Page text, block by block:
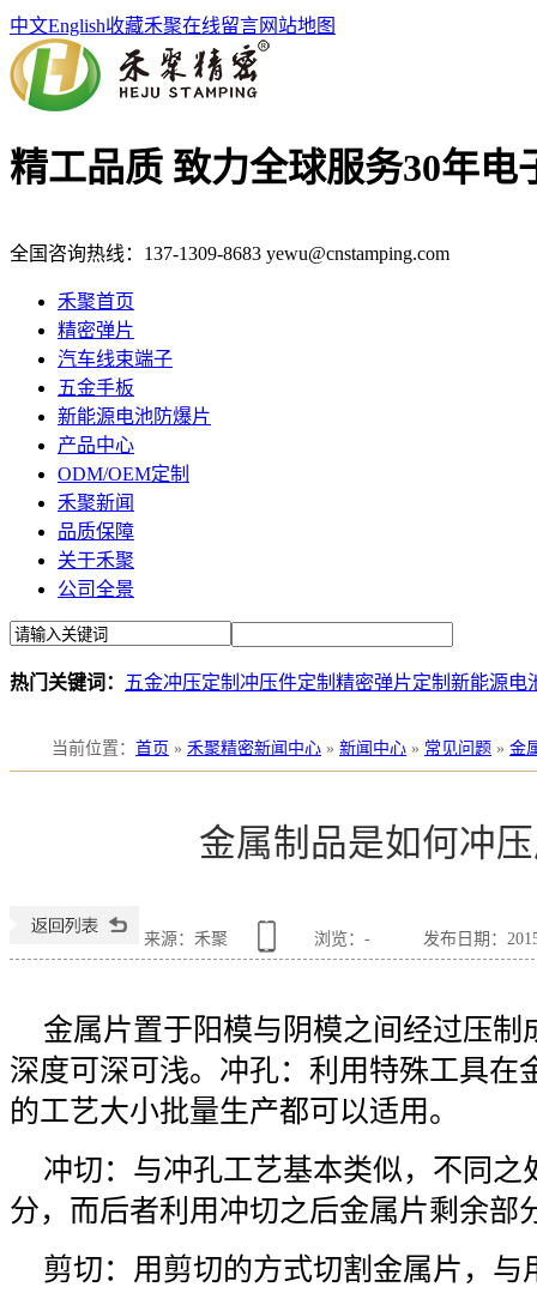
中文English收藏禾聚在线留言网站地图
精工品质 致力全球服务30年电
全国咨询热线： 137-1309-8683 yewu@cnstamping.com
禾聚首页
精密弹片
汽车线束端子
五金手板
新能源电池防爆片
产品中心
ODM/OEM定制
禾聚新闻
品质保障
关于禾聚
公司全景
热门关键词： 五金冲压定制 冲压件定制 精密弹片定制 新能源电
当前位置 ： 首页 » 禾聚精密新闻中心 » 新闻中心 » 常见问题 » 金
金属制品是如何冲
来源：禾聚 浏览： - 发布日期：
金属片置于阳模与阴模之间经过压制
深度可深可浅。冲孔：利用特殊工具在
的工艺大小批量生产都可以适用。
冲切：与冲孔工艺基本类似，不同之
分，而后者利用冲切之后金属片剩余部
剪切：用剪切的方式切割金属片，与